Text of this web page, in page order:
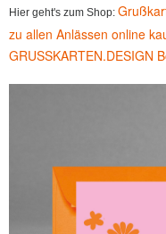
Hier geht's zum Shop:
zu allen Anlässen online
GRUSSKARTEN.DESIGN